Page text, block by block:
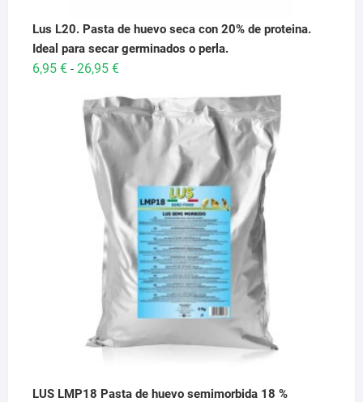
Lus L20. Pasta de huevo seca con 20% de proteina.
Ideal para secar germinados o perla.
6,95 € - 26,95 €Rango
precios:
desde
6,95 €
26,95 €
LUS LMP18 Pasta de huevo semimorbida 18 %